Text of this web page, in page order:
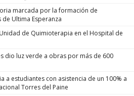
marcada por la formación de
Ultima Esperanza
de Quimioterapia en el Hospital de
dio luz verde a obras por más de 600
a estudiantes con asistencia de un 100% a
Torres del Paine